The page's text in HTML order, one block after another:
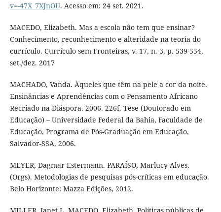
v=-47X_7XJnOU. Acesso em: 24 set. 2021.
MACEDO, Elizabeth. Mas a escola não tem que ensinar?
Conhecimento, reconhecimento e alteridade na teoria do
currículo. Currículo sem Fronteiras, v. 17, n. 3, p. 539-554,
set./dez. 2017
MACHADO, Vanda. Àqueles que têm na pele a cor da noite.
Ensinâncias e Aprendências com o Pensamento Africano
Recriado na Diáspora. 2006. 226f. Tese (Doutorado em
Educação) – Universidade Federal da Bahia, Faculdade de
Educação, Programa de Pós-Graduação em Educação,
Salvador-SSA, 2006.
MEYER, Dagmar Estermann. PARAÍSO, Marlucy Alves.
(Orgs). Metodologias de pesquisas pós-críticas em educação.
Belo Horizonte: Mazza Edições, 2012.
MILLER, Janet L. MACEDO, Elizabeth. Políticas públicas de